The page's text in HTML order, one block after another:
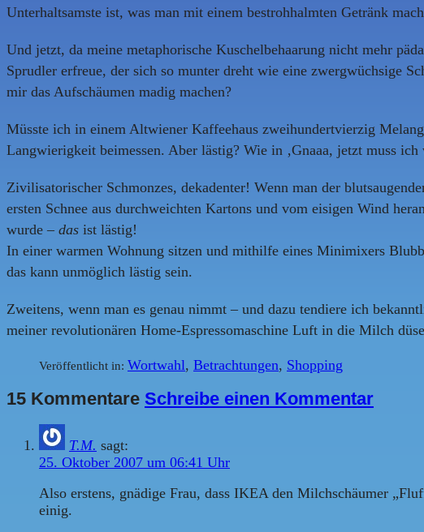
Unterhaltsamste ist, was man mit einem bestrohhalmten Getränk
Und jetzt, da meine metaphorische Kuschelbehaarung nicht mehr
Sprudler erfreue, der sich so munter dreht wie eine zwergwüchsige
mir das Aufschäumen madig machen?
Müsste ich in einem Altwiener Kaffeehaus zweihundertvierzig
Langwierigkeit beimessen. Aber lästig? Wie in ‚Gnaaa, jetzt muss
Zivilisatorischer Schmonzes, dekadenter! Wenn man der
ersten Schnee aus durchweichten Kartons und vom eisigen Wind
wurde – das ist lästig!
In einer warmen Wohnung sitzen und mithilfe eines Minimixers
das kann unmöglich lästig sein.
Zweitens, wenn man es genau nimmt – und dazu tendiere ich
meiner revolutionären Home-Espressomaschine Luft in die Milch
Veröffentlicht in: Wortwahl, Betrachtungen, Shopping
15 Kommentare Schreibe einen Kommentar
T.M. sagt:
25. Oktober 2007 um 06:41 Uhr
Also erstens, gnädige Frau, dass IKEA den Milchschäumer
einig.